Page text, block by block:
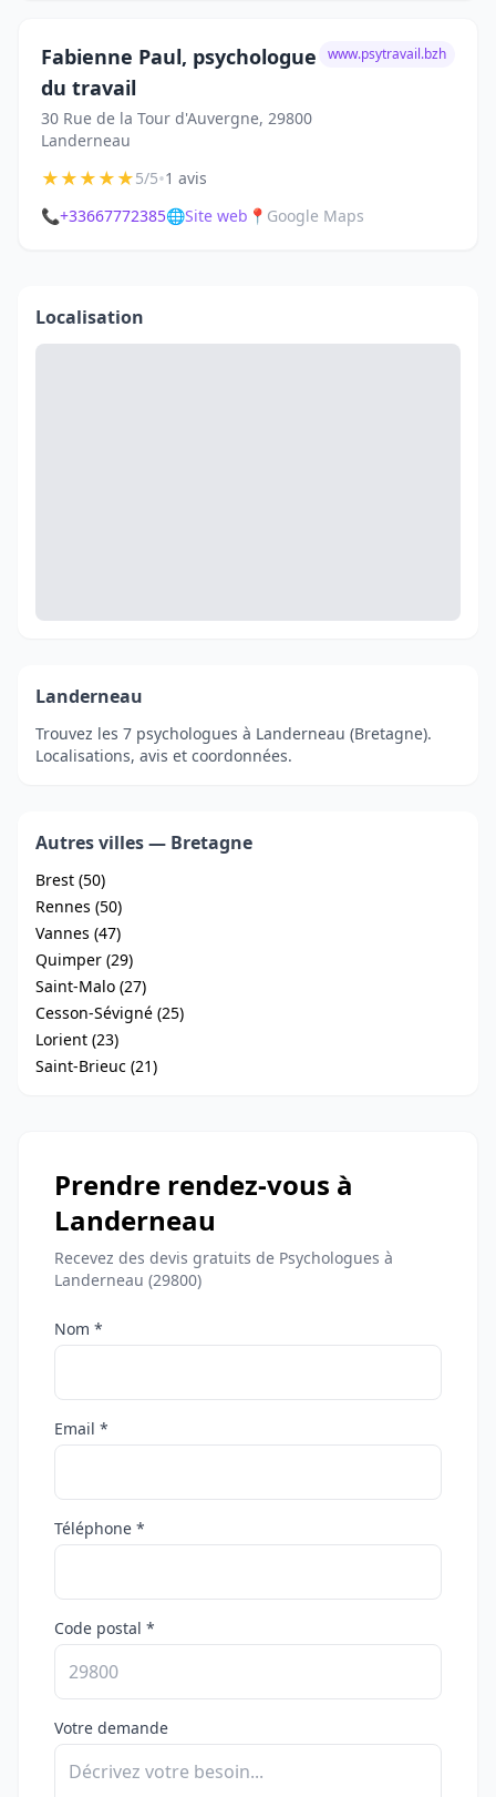
Fabienne Paul, psychologue
du travail
30 Rue de la Tour d'Auvergne, 29800
Landerneau
www.psytravail.bzh
★★★★★5/5•1 avis
📞+33667772385🌐Site web 📍 Google Maps
Localisation
Landerneau
Trouvez les 7 psychologues à Landerneau (Bretagne).
Localisations, avis et coordonnées.
Autres villes — Bretagne
Brest (50)
Rennes (50)
Vannes (47)
Quimper (29)
Saint-Malo (27)
Cesson-Sévigné (25)
Lorient (23)
Saint-Brieuc (21)
Prendre rendez-vous à
Landerneau
Recevez des devis gratuits de Psychologues à
Landerneau (29800)
Nom *
Email *
Téléphone *
Code postal *
Votre demande